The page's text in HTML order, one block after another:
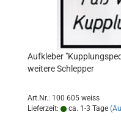
Aufkleber
weitere Schlepper
Art.Nr.: 100 605 weiss
Lieferzeit:
ca. 1-3 Tage